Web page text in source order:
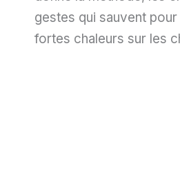
gestes qui sauvent
fortes chaleurs sur les